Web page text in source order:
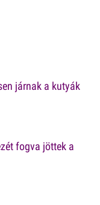
járnak a kutyák
fogva jöttek a